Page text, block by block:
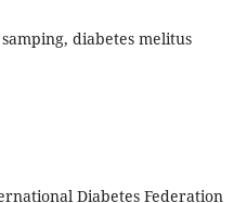
diabetes melitus
Diabetes Federation